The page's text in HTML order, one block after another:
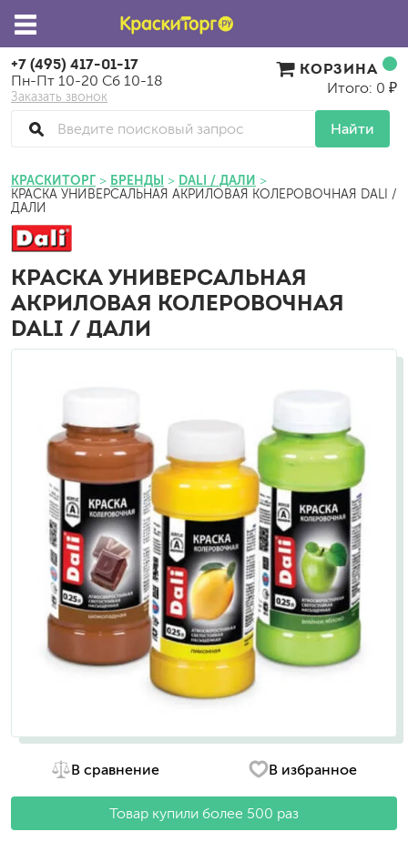
+7 (495) 417-01-17
Пн-Пт 10-20 Сб 10-18
Заказать звонок
Найти
КОРЗИНА
Итого: 0 ₽
КРАСКИТОРГ БРЕНДЫ DALI / ДАЛИ
КРАСКА УНИВЕРСАЛЬНАЯ АКРИЛОВАЯ КОЛЕРОВОЧНАЯ DALI /
ДАЛИ
КРАСКА УНИВЕРСАЛЬНАЯ
АКРИЛОВАЯ КОЛЕРОВОЧНАЯ
DALI / ДАЛИ
В сравнение В избранное
Товар купили более 500 раз